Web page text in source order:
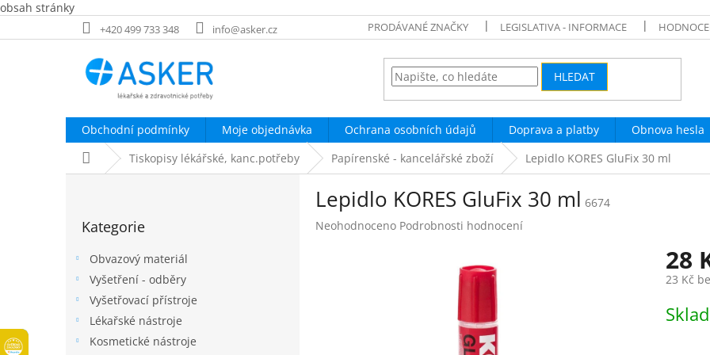
obsah stránky
na
+420 499 733 348 info@asker.cz PRODÁVANÉ ZNAČKY LEGISLATIVA - INFORMACE
HLEDAT
Obchodní podmínky Moje objednávka Ochrana osobních údajů Doprava a platby Obnova hesla
Domů Tiskopisy lékářské, kanc.potřeby Papírenské - kancelářské zboží Lepidlo KORES GluFix 30 ml
kategorie
Kategorie
Obvazový materiál
Vyšetření - odběry
Vyšetřovací přístroje
Lékařské nástroje
Kosmetické nástroje
Lepidlo KORES GluFix 30 ml 6674
Průměrné
Neohodnoceno Podrobnosti hodnocení
28
23 Kč
cena: